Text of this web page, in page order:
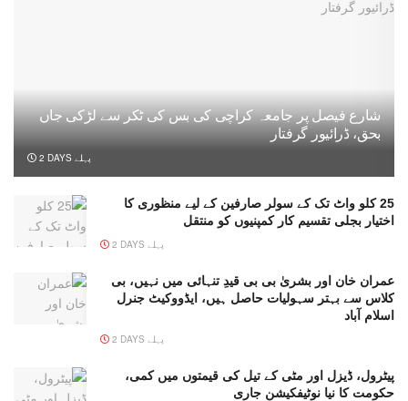
شارع فیصل پر جامعہ کراچی کی بس کی ٹکر سے لڑکی جاں
بحق، ڈرائیور گرفتار
2 DAYS پہلے
25 کلو واٹ تک کے سولر صارفین کے لیے منظوری کا
اختیار بجلی تقسیم کار کمپنیوں کو منتقل
2 DAYS پہلے
عمران خان اور بشریٰ بی بی قیدِ تنہائی میں نہیں، بی
کلاس سے بہتر سہولیات حاصل ہیں، ایڈووکیٹ جنرل
اسلام آباد
2 DAYS پہلے
پیٹرول، ڈیزل اور مٹی کے تیل کی قیمتوں میں کمی،
حکومت کا نیا نوٹیفکیشن جاری